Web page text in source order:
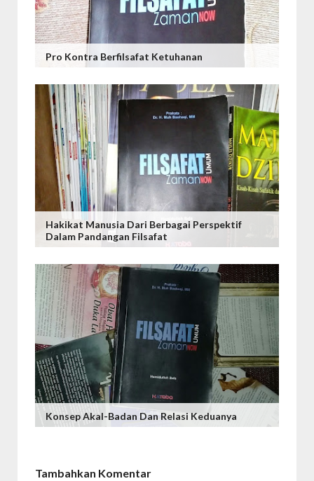
Pro Kontra Berfilsafat Ketuhanan
Hakikat Manusia Dari Berbagai Perspektif
Dalam Pandangan Filsafat
Konsep Akal-Badan Dan Relasi Keduanya
Tambahkan Komentar